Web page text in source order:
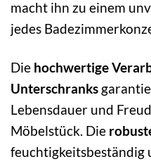
macht ihn zu einem
jedes
Die hochwertige
Unterschranks
Lebensdauer und
Möbelstück. Die
feuchtigkeitsbeständig